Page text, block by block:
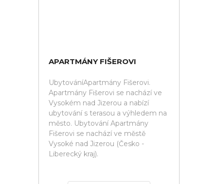
APARTMÁNY FIŠEROVI
UbytováníApartmány Fišerovi.
Apartmány Fišerovi se nachází ve
Vysokém nad Jizerou a nabízí
ubytování s terasou a výhledem na
město. Ubytování Apartmány
Fišerovi se nachází ve městě
Vysoké nad Jizerou (Česko -
Liberecký kraj).